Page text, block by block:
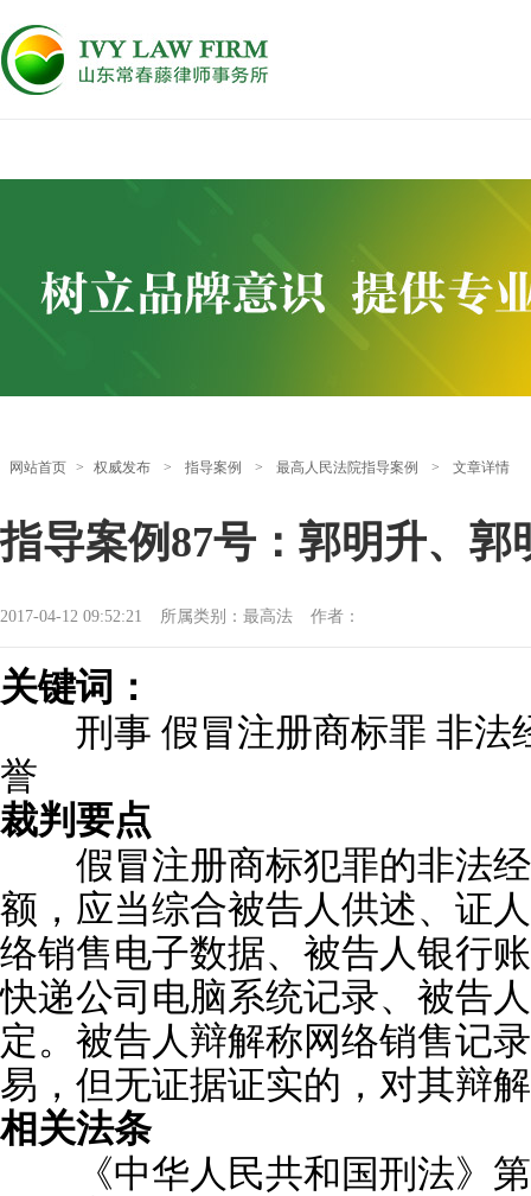
网站首页 > 权威发布 > 指导案例 > 最高人民法院指导案例 > 文章详情
指导案例87号：郭明升、
2017-04-12 09:52:21 所属类别：最高法 作者：
关键词：
刑事 假冒注册商标罪 非法
誉
裁判要点
假冒注册商标犯罪的非法经
额，应当综合被告人供述、证
络销售电子数据、被告人银行
快递公司电脑系统记录、被告
定。被告人辩解称网络销售记
易，但无证据证实的，对其辩
相关法条
《中华人民共和国刑法》第